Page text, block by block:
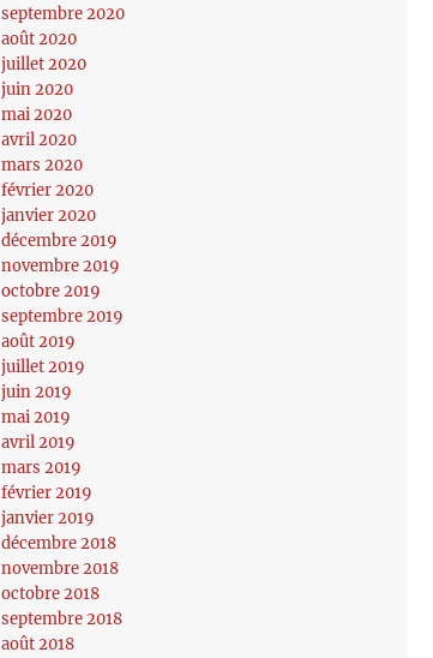
septembre 2020
août 2020
juillet 2020
juin 2020
mai 2020
avril 2020
mars 2020
février 2020
janvier 2020
décembre 2019
novembre 2019
octobre 2019
septembre 2019
août 2019
juillet 2019
juin 2019
mai 2019
avril 2019
mars 2019
février 2019
janvier 2019
décembre 2018
novembre 2018
octobre 2018
septembre 2018
août 2018